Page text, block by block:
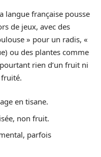
langue française pousse
de jeux, avec des
» pour un radis, «
ou des plantes comme
pourtant rien d’un fruit ni
en tisane.
non fruit.
parfois